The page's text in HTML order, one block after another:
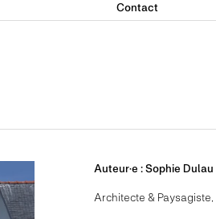
Contact
Auteur·e :Sophie Dulau
Architecte & Paysagiste,